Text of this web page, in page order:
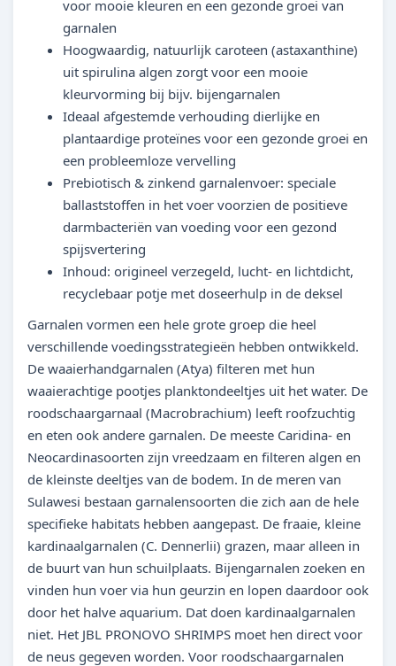
voor mooie kleuren en een gezonde groei van
garnalen
Hoogwaardig, natuurlijk caroteen (astaxanthine)
uit spirulina algen zorgt voor een mooie
kleurvorming bij bijv. bijengarnalen
Ideaal afgestemde verhouding dierlijke en
plantaardige proteïnes voor een gezonde groei en
een probleemloze vervelling
Prebiotisch & zinkend garnalenvoer: speciale
ballaststoffen in het voer voorzien de positieve
darmbacteriën van voeding voor een gezond
spijsvertering
Inhoud: origineel verzegeld, lucht- en lichtdicht,
recyclebaar potje met doseerhulp in de deksel
Garnalen vormen een hele grote groep die heel
verschillende voedingsstrategieën hebben ontwikkeld.
De waaierhandgarnalen (Atya) filteren met hun
waaierachtige pootjes planktondeeltjes uit het water. De
roodschaargarnaal (Macrobrachium) leeft roofzuchtig
en eten ook andere garnalen. De meeste Caridina- en
Neocardinasoorten zijn vreedzaam en filteren algen en
de kleinste deeltjes van de bodem. In de meren van
Sulawesi bestaan garnalensoorten die zich aan de hele
specifieke habitats hebben aangepast. De fraaie, kleine
kardinaalgarnalen (C. Dennerlii) grazen, maar alleen in
de buurt van hun schuilplaats. Bijengarnalen zoeken en
vinden hun voer via hun geurzin en lopen daardoor ook
door het halve aquarium. Dat doen kardinaalgarnalen
niet. Het JBL PRONOVO SHRIMPS moet hen direct voor
de neus gegeven worden. Voor roodschaargarnalen